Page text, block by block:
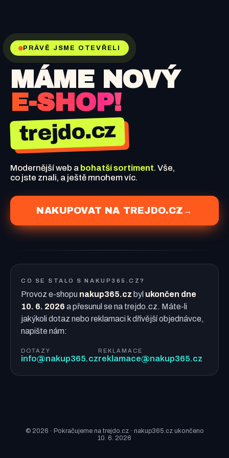
PRÁVĚ JSME OTEVŘELI
MÁME NOVÝ
E-SHOP!
trejdo.cz
Modernější web a bohatší sortiment. Vše,
co jste znali, a ještě mnohem víc.
NAKUPOVAT NA TREJDO.CZ →
CO SE STALO S NAKUP365.CZ?
Provoz e-shopu nakup365.cz byl ukončen dne
10. 6. 2026 a přesunul se na trejdo.cz. Máte-li
jakýkoli dotaz nebo reklamaci k dřívější objednávce,
napište nám:
DOTAZY
info@nakup365.cz
REKLAMACE
reklamace@nakup365.cz
© 2026 · Pokračujeme na trejdo.cz · nakup365.cz ukončeno
10. 6. 2026